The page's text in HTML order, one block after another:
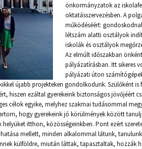
önkormányzatok az
oktatásszervezésben. A
működéséért:
létszám alatti osztályok
iskolák és osztályok
Az elmúlt időszakban
pályázatírásban. Itt sikeres
pályázati úton
újabb projekteken gondolkodunk. Szülőként
hiszen ezáltal gyerekeink biztonságos jövőjéért
célok egyike, melyhez szakmai tudásommal
hogy gyerekeink jó körülmények között
itthon, közösségeinkben. Pont ezért
mellett, minden alkalommal látunk,
külföldre, miután láttak, tapasztaltak, hozzák